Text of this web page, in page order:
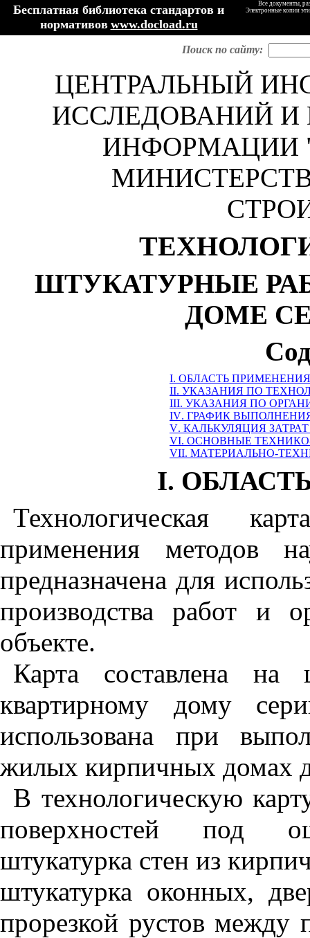
Бесплатная библиотека стандартов и
нормативов www.docload.ru
Все документы,
Электронные копии
Поиск по сайту:
ЦЕНТРАЛЬНЫЙ
ИССЛЕДОВАНИЙ И
ИНФОРМАЦИИ
ШТУКАТУРНЫЕ
ДОМЕ
I. ОБЛАСТЬ
II. УКАЗАНИЯ ПО
III. УКАЗАНИЯ ПО
IV. ГРАФИК
V. КАЛЬКУЛЯЦИЯ
VI. ОСНОВНЫЕ
VII. МАТЕРИАЛЬНО-
I.
Технологическая
применения методов
предназначена для
производства работ и
объекте.
Карта составлена
квартирному дому
использована при
жилых кирпичных домах
В технологическую
поверхностей под
штукатурка стен из
штукатурка оконных,
прорезкой рустов между